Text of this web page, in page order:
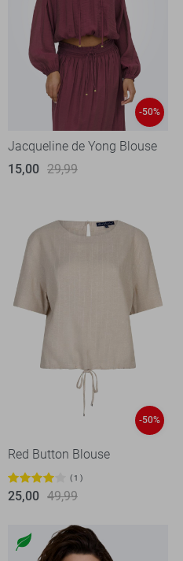
-50%
Jacqueline de Yong Blouse
15,00 29,99
-50%
Red Button Blouse
1
25,00 49,99